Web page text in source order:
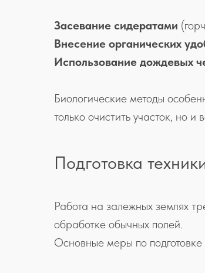
Засевание сидератами
Внесение органических
Использование дождевых
Биологические методы
только очистить участок, но и
Подготовка
Работа на залежных землях
обработке обычных полей.
Основные меры по подготовке